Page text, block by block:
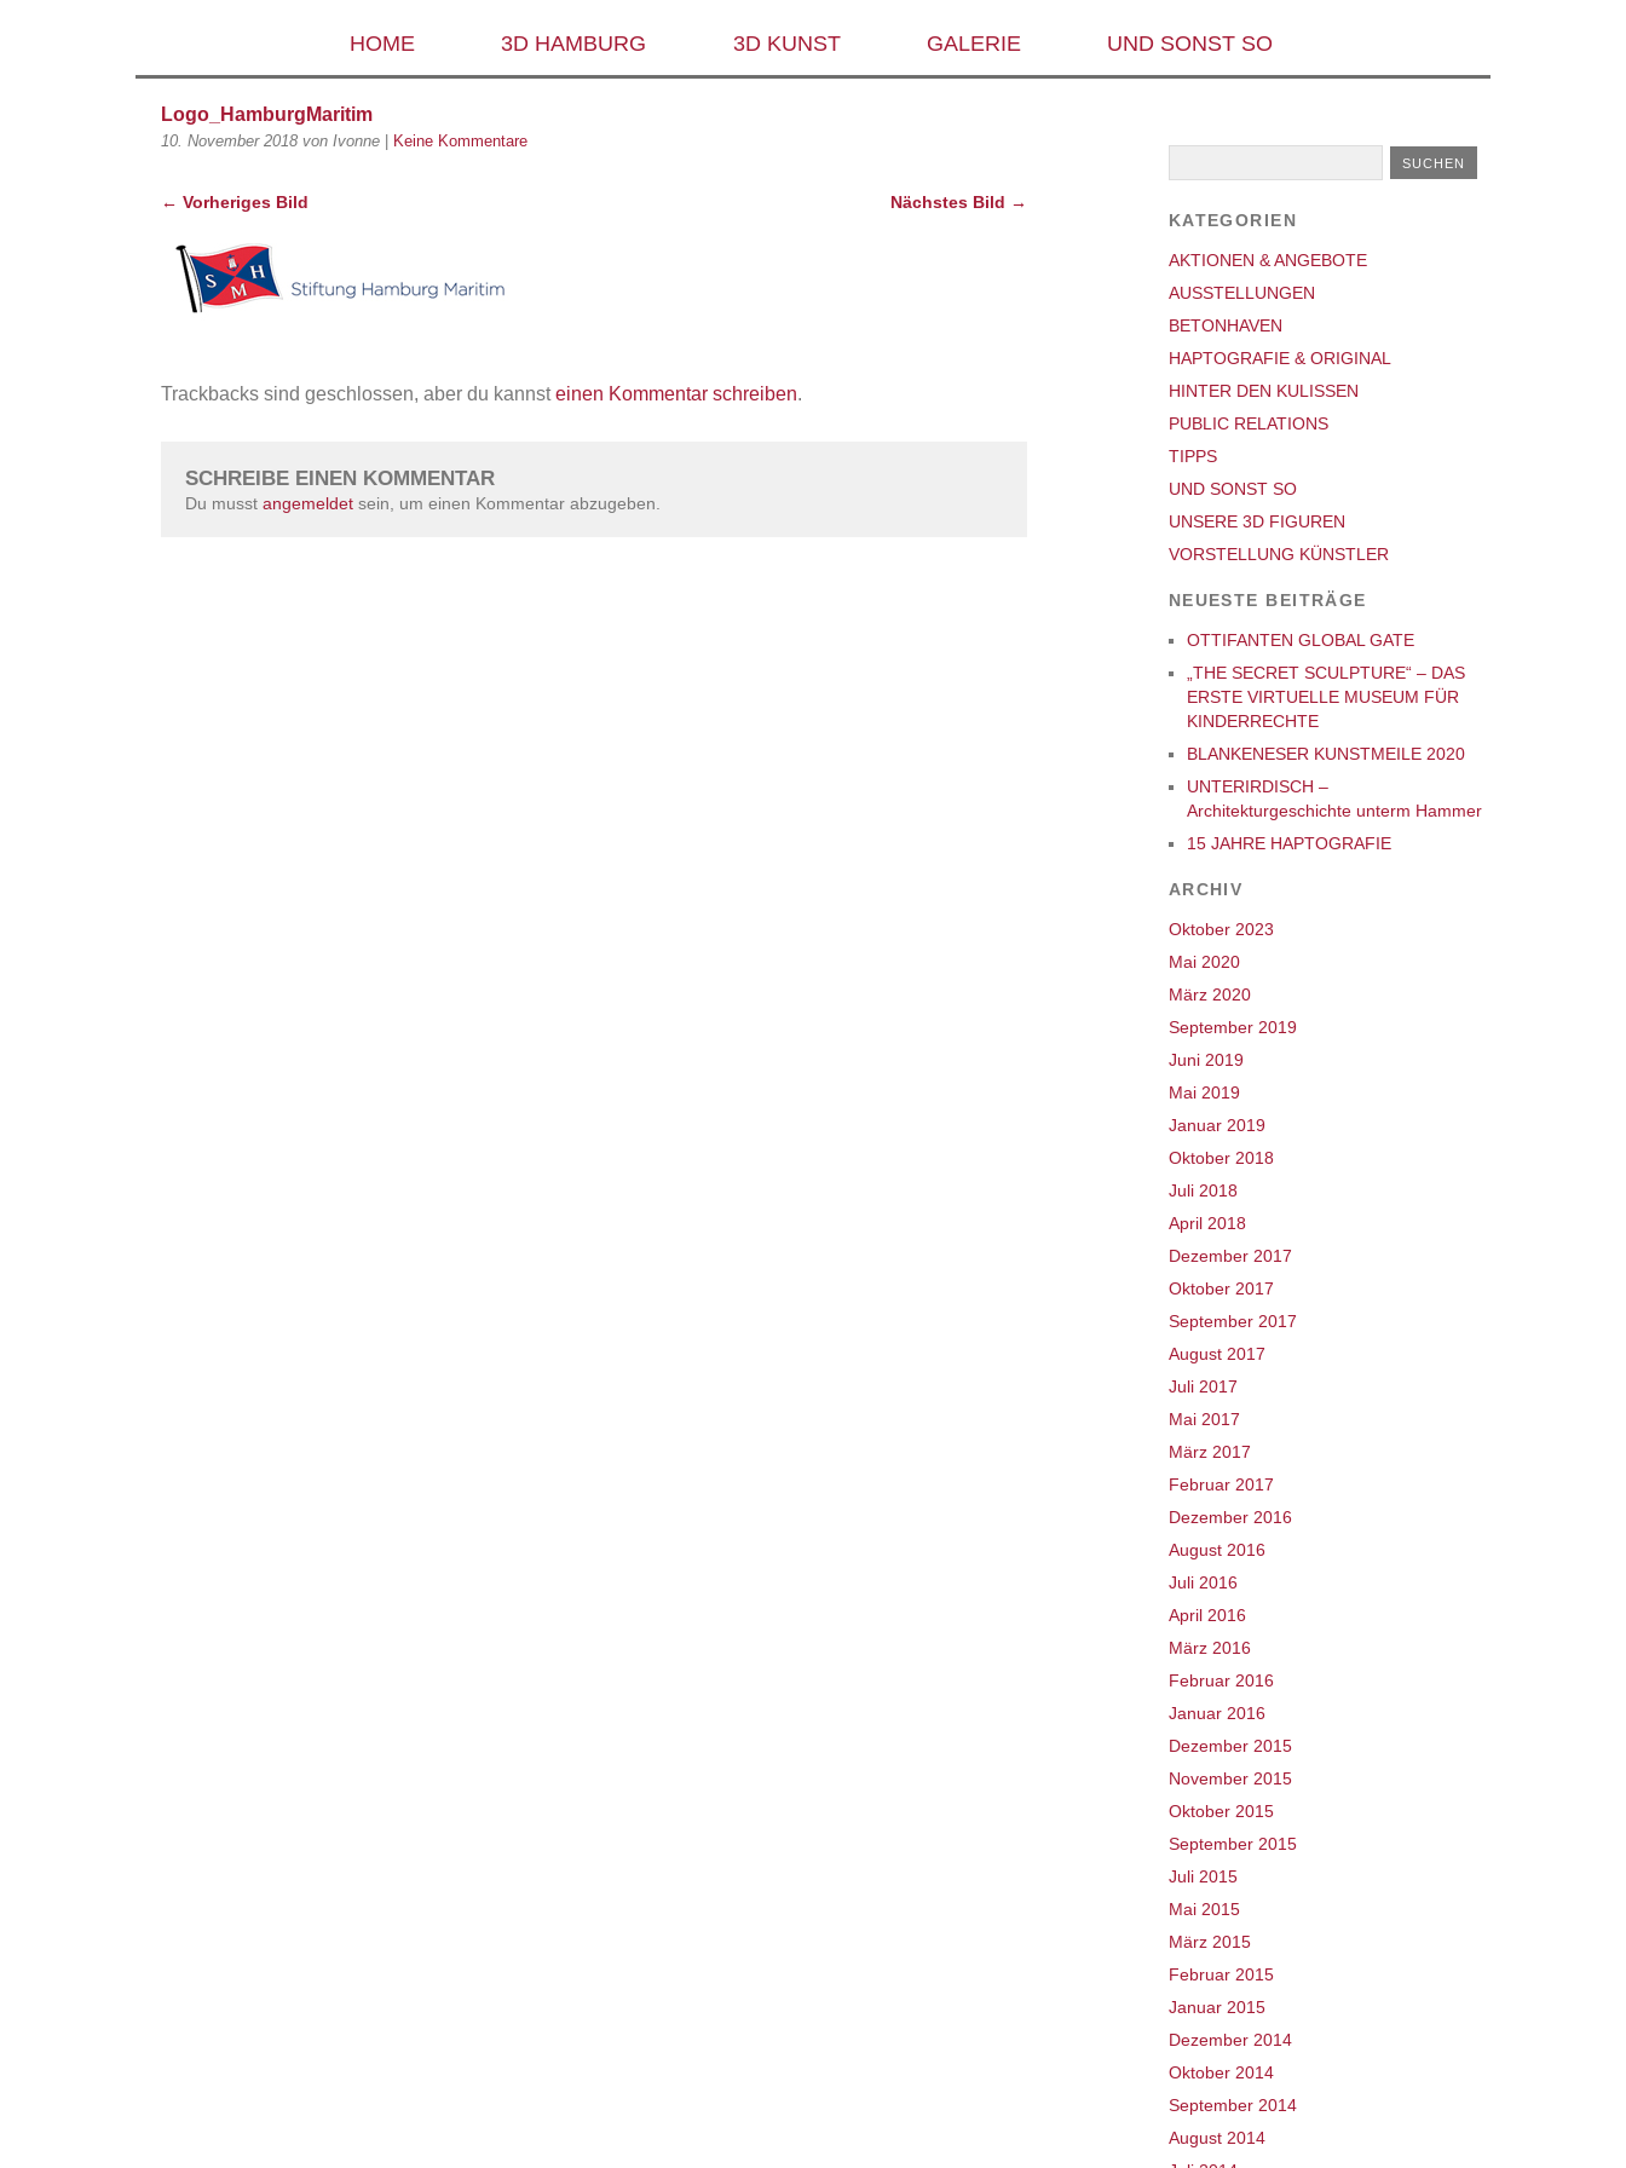
HOME 3D HAMBURG 3D KUNST GALERIE UND SONST SO
Logo_HamburgMaritim
10. November 2018 von Ivonne| Keine Kommentare
← Vorheriges Bild Nächstes Bild →
Trackbacks sind geschlossen, aber du kannsteinen Kommentar schreiben.
SCHREIBE EINEN KOMMENTAR
Du musst angemeldetsein, um einen Kommentar abzugeben.
KATEGORIEN
AKTIONEN & ANGEBOTE
AUSSTELLUNGEN
BETONHAVEN
HAPTOGRAFIE & ORIGINAL
HINTER DEN KULISSEN
PUBLIC RELATIONS
TIPPS
UND SONST SO
UNSERE 3D FIGUREN
VORSTELLUNG KÜNSTLER
NEUESTE BEITRÄGE
OTTIFANTEN GLOBAL GATE
„THE SECRET SCULPTURE“ – DAS
ERSTE VIRTUELLE MUSEUM FÜR
KINDERRECHTE
BLANKENESER KUNSTMEILE 2020
UNTERIRDISCH –
Architekturgeschichte unterm Hammer
15 JAHRE HAPTOGRAFIE
ARCHIV
Oktober 2023
Mai 2020
März 2020
September 2019
Juni 2019
Mai 2019
Januar 2019
Oktober 2018
Juli 2018
April 2018
Dezember 2017
Oktober 2017
September 2017
August 2017
Juli 2017
Mai 2017
März 2017
Februar 2017
Dezember 2016
August 2016
Juli 2016
April 2016
März 2016
Februar 2016
Januar 2016
Dezember 2015
November 2015
Oktober 2015
September 2015
Juli 2015
Mai 2015
März 2015
Februar 2015
Januar 2015
Dezember 2014
Oktober 2014
September 2014
August 2014